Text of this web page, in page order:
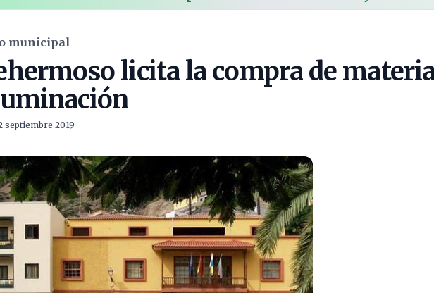
municipal
licita la compra de
septiembre 2019